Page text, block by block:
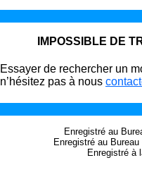
IMPOSSIBLE DE
Essayer de rechercher un
n’hésitez pas à nous
Enregistré au
Enregistré au
Enregistré à